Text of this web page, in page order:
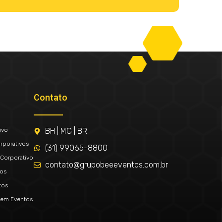
Eventos
Contato
BH | MG | BR
(31) 99065-8800
contato@grupobeeeventos.com.br